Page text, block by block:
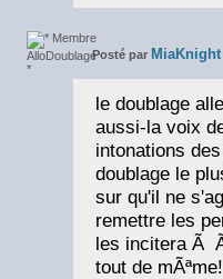
Posté par MiaKnight
le doublage
aussi-la voix
intonations
doublage le
sur qu'il ne
remettre les
les incitera Ã
tout de mÃªme!